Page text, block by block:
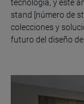
tecnología, y este
stand [número de
colecciones y
futuro del diseño